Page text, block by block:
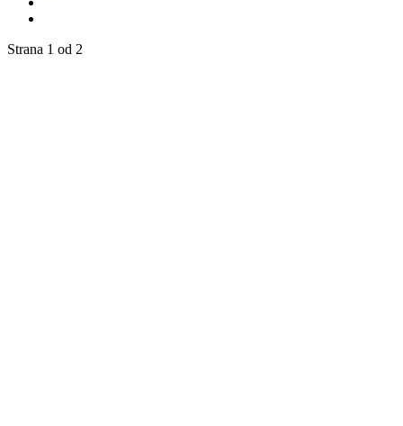
Strana 1 od 2